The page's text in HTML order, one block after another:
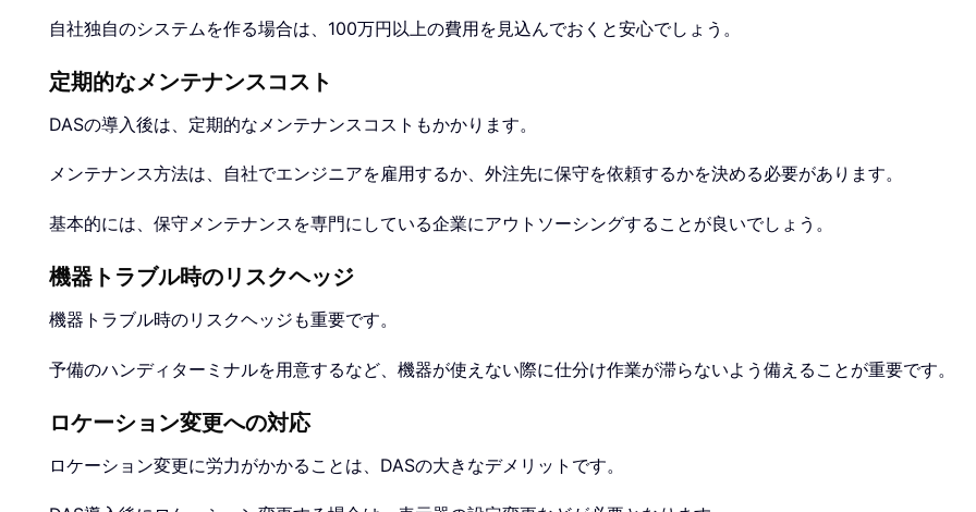
自社独自のシステムを作る場合は、100万円以上の費用を見込んでおくと安心でしょう。
定期的なメンテナンスコスト
DASの導入後は、定期的なメンテナンスコストもかかります。
メンテナンス方法は、自社でエンジニアを雇用するか、外注先に保守を依頼するかを決める必要があります。
基本的には、保守メンテナンスを専門にしている企業にアウトソーシングすることが良いでしょう。
機器トラブル時のリスクヘッジ
機器トラブル時のリスクヘッジも重要です。
予備のハンディターミナルを用意するなど、機器が使えない際に仕分け作業が滞らないよう備えることが重要です。
ロケーション変更への対応
ロケーション変更に労力がかかることは、DASの大きなデメリットです。